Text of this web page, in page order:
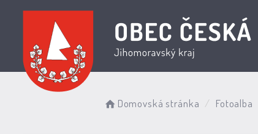
Domovská stránka Fotoalba